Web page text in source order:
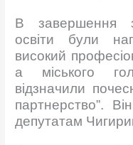
В завершення
освіти були
високий
а міського
відзначили
партнерство”.
депутатам